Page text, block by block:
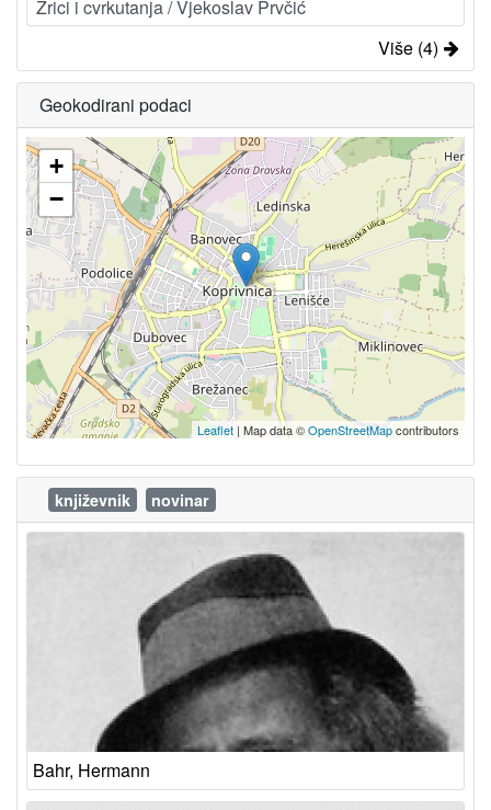
Zrici i cvrkutanja / Vjekoslav Prvčić
Više (4)
Geokodirani podaci
+
−
Leaflet | Map data ©OpenStreetMapcontributors
književnik novinar
Bahr, Hermann